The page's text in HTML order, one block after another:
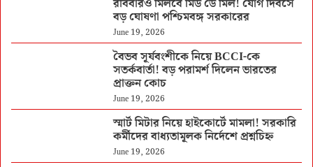
রবিবারও মিলবে মিড ডে মিল! যোগ দিবসে
বড় ঘোষণা পশ্চিমবঙ্গ সরকারের
June 19, 2026
বৈভব সূর্যবংশীকে নিয়ে BCCI-কে
সতর্কবার্তা! বড় পরামর্শ দিলেন ভারতের
প্রাক্তন কোচ
June 19, 2026
স্মার্ট মিটার নিয়ে হাইকোর্টে মামলা! সরকারি
কর্মীদের বাধ্যতামূলক নির্দেশে প্রশ্নচিহ্ন
June 19, 2026